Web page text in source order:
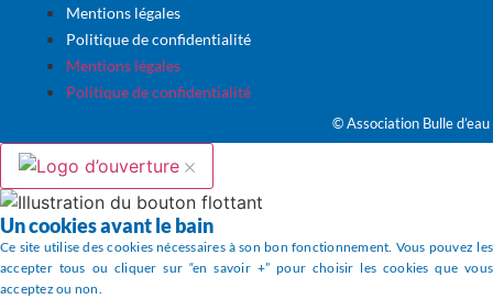
Mentions légales
Politique de confidentialité
Mentions légales
Politique de confidentialité
© Association Bulle d’eau
Un cookies avant le bain
Ce site utilise des cookies nécessaires à son bon fonctionnement. Vous pouvez les
accepter tous ou cliquer sur “en savoir +” pour choisir les cookies que vous
acceptez ou non.